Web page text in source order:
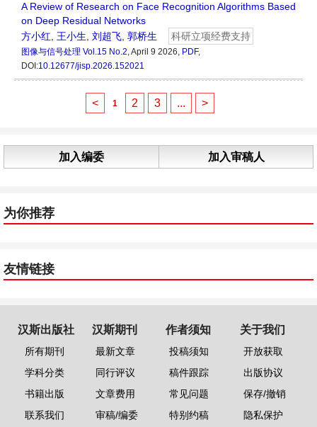
A Review of Research on Face Recognition Algorithms Based
on Deep Residual Networks
方小红
王小生 刘超飞 郭桥生 科研立项经费支持
图像与信号处理 Vol.15 No.2, April 9 2026, PDF,
DOI:10.12677/jisp.2026.152021
< 1 2 3 ... >
加入编委 加入审稿人
为你推荐
友情链接
汉斯出版社
所有期刊
学科分类
书籍出版
联系我们
汉斯期刊
最新文章
同行评议
文章费用
审稿/编委
作者须知
投稿须知
稿件跟踪
常见问题
特别约稿
关于我们
开放获取
出版协议
保存/撤销
隐私保护